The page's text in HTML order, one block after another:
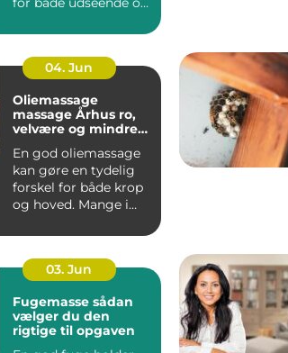
Mange ...
04. Jun
Oliemassage
massage Århus ro,
velvære og mindre
En god oliemassage
kan gøre en tydelig
forskel for både krop
og hoved. Mange i
massage ...
03. Jun
Fugemasse sådan
vælger du den
rigtige til opgaven